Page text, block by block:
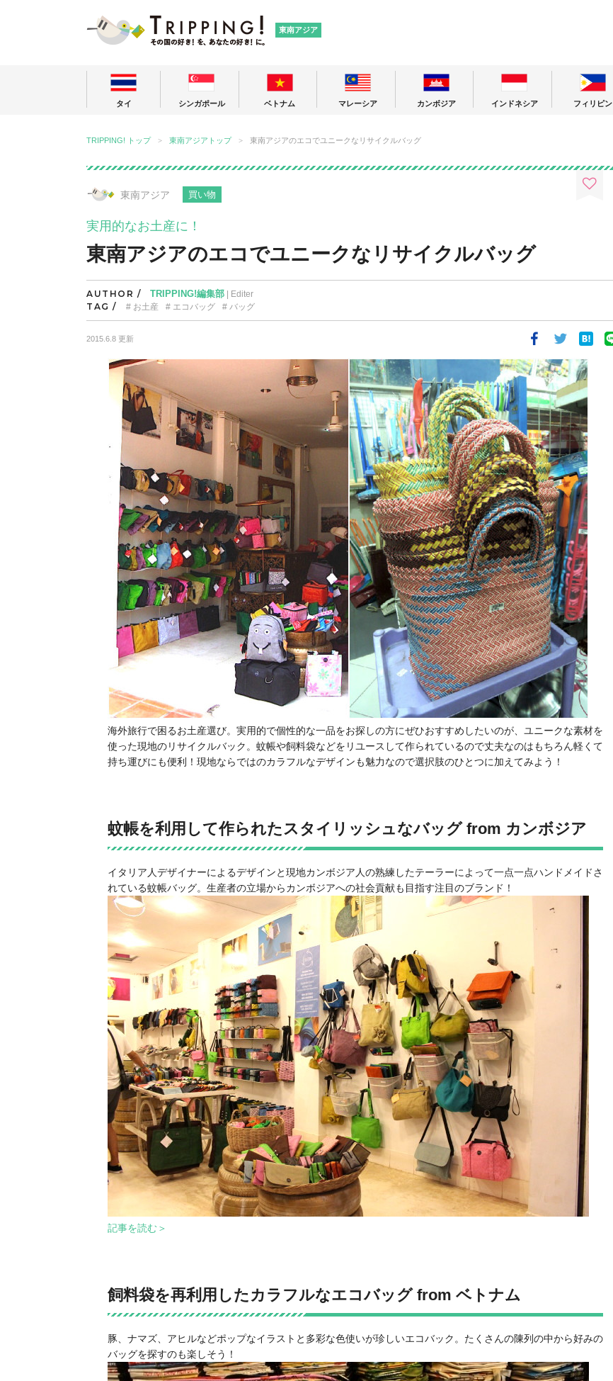
東南アジア
タイ シンガポール ベトナム マレーシア カンボジア インドネシア フィリピン
TRIPPING! トップ 東南アジアトップ 東南アジアのエコでユニークなリサイクルバッグ
東南アジア 買い物
実用的なお土産に！
東南アジアのエコでユニークなリサイクルバッグ
AUTHOR / TRIPPING!編集部 | Editer
TAG / お土産 エコバッグ バッグ
2015.6.8 更新
海外旅行で困るお土産選び。実用的で個性的な一品をお探しの方にぜひおすすめしたいのが、ユニークな素材を
使った現地のリサイクルバック。蚊帳や飼料袋などをリユースして作られているので丈夫なのはもちろん軽くて
持ち運びにも便利！現地ならではのカラフルなデザインも魅力なので選択肢のひとつに加えてみよう！
蚊帳を利用して作られたスタイリッシュなバッグ from カンボジア
イタリア人デザイナーによるデザインと現地カンボジア人の熟練したテーラーによって一点一点ハンドメイドさ
れている蚊帳バッグ。生産者の立場からカンボジアへの社会貢献も目指す注目のブランド！
記事を読む＞
飼料袋を再利用したカラフルなエコバッグ from ベトナム
豚、ナマズ、アヒルなどポップなイラストと多彩な色使いが珍しいエコバック。たくさんの陳列の中から好みの
バッグを探すのも楽しそう！